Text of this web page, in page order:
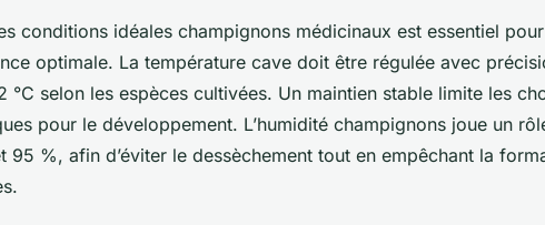
conditions idéales champignons médicinaux est essentiel
optimale. La température cave doit être régulée avec
°C selon les espèces cultivées. Un maintien stable limite les
pour le développement. L’humidité champignons joue un
95 %, afin d’éviter le dessèchement tout en empêchant la